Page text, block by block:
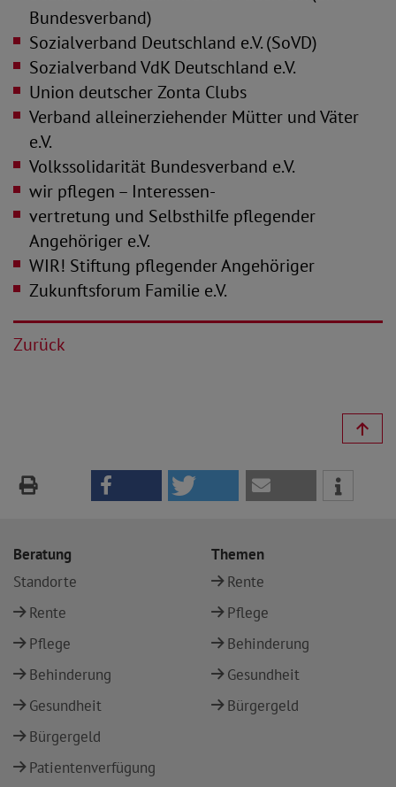
Bundesverband)
Sozialverband Deutschland e.V. (SoVD)
Sozialverband VdK Deutschland e.V.
Union deutscher Zonta Clubs
Verband alleinerziehender Mütter und Väter
e.V.
Volkssolidarität Bundesverband e.V.
wir pflegen – Interessen-
vertretung und Selbsthilfe pflegender
Angehöriger e.V.
WIR! Stiftung pflegender Angehöriger
Zukunftsforum Familie e.V.
Zurück
Beratung
Standorte
Rente
Pflege
Behinderung
Gesundheit
Bürgergeld
Patientenverfügung
Themen
Rente
Pflege
Behinderung
Gesundheit
Bürgergeld